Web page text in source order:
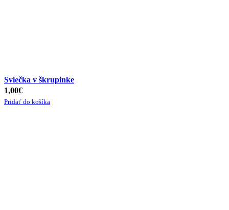
Sviečka v škrupinke
1,00€
Pridať do košíka